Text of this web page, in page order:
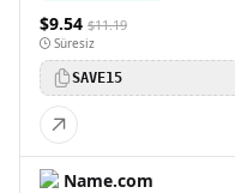
$9.54 $11.19
Süresiz
SAVE15
Name.com